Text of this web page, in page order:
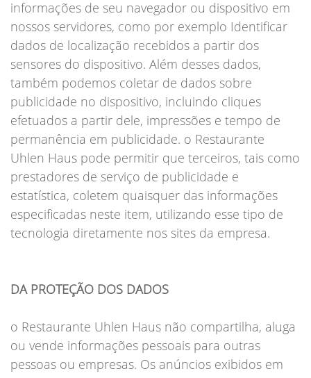
informações de seu navegador ou dispositivo em
nossos servidores, como por exemplo Identificar
dados de localização recebidos a partir dos
sensores do dispositivo. Além desses dados,
também podemos coletar de dados sobre
publicidade no dispositivo, incluindo cliques
efetuados a partir dele, impressões e tempo de
permanência em publicidade. o Restaurante
Uhlen Haus pode permitir que terceiros, tais como
prestadores de serviço de publicidade e
estatística, coletem quaisquer das informações
especificadas neste item, utilizando esse tipo de
tecnologia diretamente nos sites da empresa.
DA PROTEÇÃO DOS DADOS
o Restaurante Uhlen Haus não compartilha, aluga
ou vende informações pessoais para outras
pessoas ou empresas. Os anúncios exibidos em